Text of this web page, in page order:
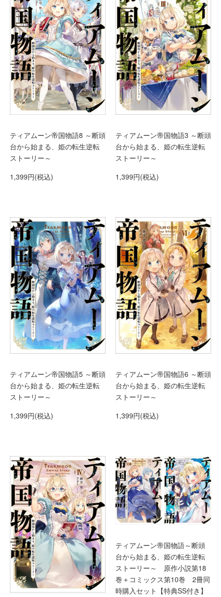
ティアムーン帝国物語8 ～断頭
台から始まる、姫の転生逆転
ストーリー～
1,399円(税込)
ティアムーン帝国物語3 ～断頭
台から始まる、姫の転生逆転
ストーリー～
1,399円(税込)
ティアムーン帝国物語5 ～断頭
台から始まる、姫の転生逆転
ストーリー～
1,399円(税込)
ティアムーン帝国物語6 ～断頭
台から始まる、姫の転生逆転
ストーリー～
1,399円(税込)
ティアムーン帝国物語～断頭
台から始まる、姫の転生逆転
ストーリー～ 原作小説第18
巻＋コミックス第10巻 2冊同
時購入セット【特典SS付き】